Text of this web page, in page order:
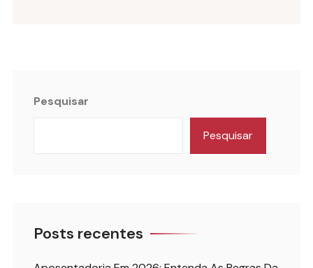
Pesquisar
Pesquisar
Posts recentes